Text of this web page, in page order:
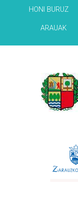
HONI BURUZ
ARAUAK